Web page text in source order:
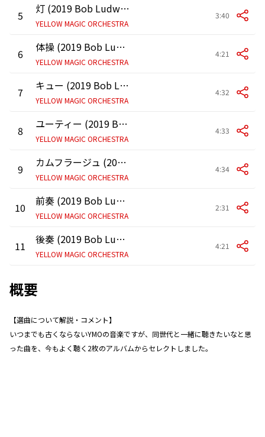
5 灯 (2019 Bob Ludwig Remastering)
YELLOW MAGIC ORCHESTRA
3:40
6 体操 (2019 Bob Ludwig Remastering)
YELLOW MAGIC ORCHESTRA
4:21
7 キュー (2019 Bob Ludwig Remastering)
YELLOW MAGIC ORCHESTRA
4:32
8 ユーティー (2019 Bob Ludwig Remastering)
YELLOW MAGIC ORCHESTRA
4:33
9 カムフラージュ (2019 Bob Ludwig Remastering)
YELLOW MAGIC ORCHESTRA
4:34
10 前奏 (2019 Bob Ludwig Remastering)
YELLOW MAGIC ORCHESTRA
2:31
11 後奏 (2019 Bob Ludwig Remastering)
YELLOW MAGIC ORCHESTRA
4:21
概要
【選曲について解説・コメント】
いつまでも古くならないYMOの音楽ですが、同世代と一緒に聴きたいなと思
った曲を、今もよく聴く2枚のアルバムからセレクトしました。